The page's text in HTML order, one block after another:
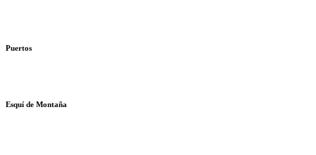
Puertos
Esquí de Montaña